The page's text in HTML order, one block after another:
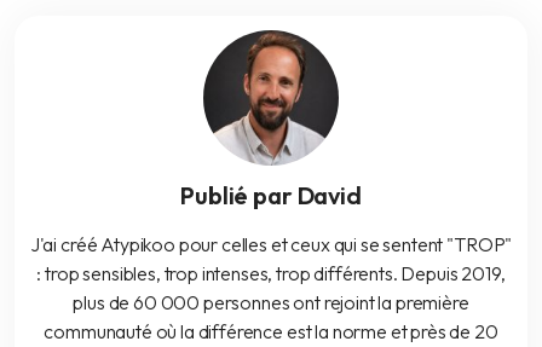
Publié par David
J'ai créé Atypikoo pour celles et ceux qui se sentent "TROP"
: trop sensibles, trop intenses, trop différents. Depuis 2019,
plus de 60 000 personnes ont rejoint la première
communauté où la différence est la norme et près de 20